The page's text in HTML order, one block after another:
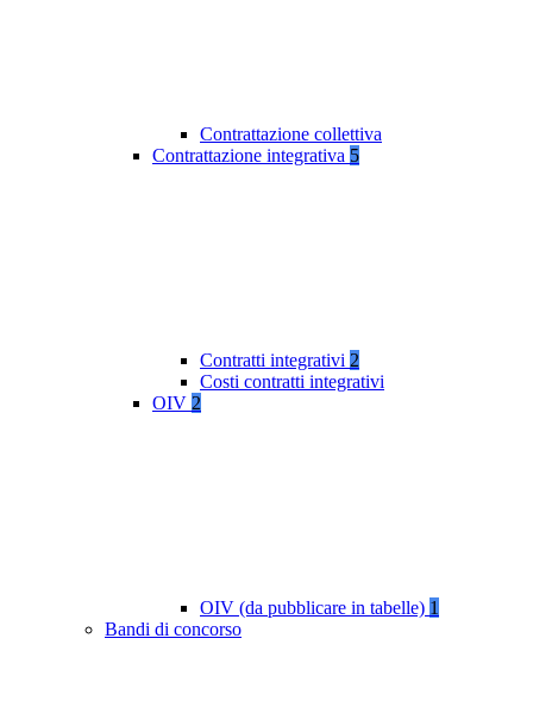
Contrattazione collettiva
Contrattazione integrativa 5
Contratti integrativi 2
Costi contratti integrativi
OIV 2
OIV (da pubblicare in tabelle) 1
Bandi di concorso